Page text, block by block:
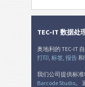
TEC-IT 数据处
奥地利的 TEC-IT
打印 标签 报告和
我们公司提供标
Barcode Studio。